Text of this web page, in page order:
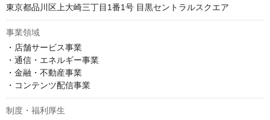
東京都品川区上大崎三丁目1番1号 目黒セントラルスクエア
事業領域
・店舗サービス事業
・通信・エネルギー事業
・金融・不動産事業
・コンテンツ配信事業
制度・福利厚生